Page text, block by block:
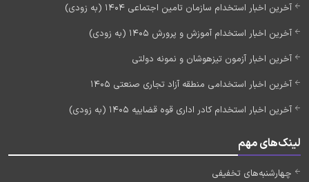
آخرین اخبار استخدام سازمان تامین اجتماعی 1404 (به زودی)
آخرین اخبار استخدام آموزش و پرورش 1405 (به زودی)
آخرین اخبار آزمون تیزهوشان و نمونه دولتی
آخرین اخبار استخدامی منطقه آزاد تجاری صنعتی 1405
آخرین اخبار استخدام کادر اداری قوه قضاییه 1405 (به زودی)
لینک‌های مهم
چهارشنبه‌های تخفیفی